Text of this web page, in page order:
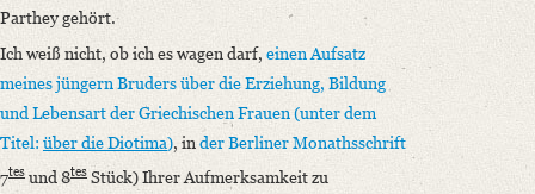
Parthey gehört.
Ich weiß nicht, ob ich es wagen darf, einen Aufsatz
meines jüngern Brudersüber die Erziehung, Bildung
und Lebensart der Griechischen Frauen (unter dem
Titel: über die Diotima), in derBerlinerMonathsschrift
7tes und 8tes Stück) Ihrer Aufmerksamkeit zu